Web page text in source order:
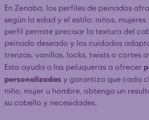
En Zenaba, los perfiles de peinados
según la edad y el estilo: niños, mujeres
perfil permite precisar la textura del
peinado deseado y los cuidados
trenzas, vanillas, locks, twists o cortes
Esto ayuda a las peluqueras a ofrecer
personalizadas y garantiza que cada
niño, mujer u hombre, obtenga un
su cabello y necesidades.